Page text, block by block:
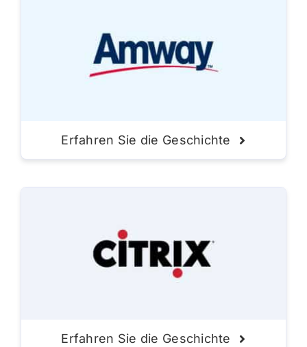
Erfahren Sie die Geschichte
Erfahren Sie die Geschichte